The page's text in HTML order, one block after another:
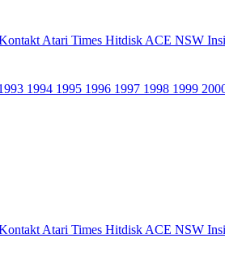
Atari Times Hitdisk ACE NSW
1994 1995 1996 1997 1998 1999
Atari Times Hitdisk ACE NSW